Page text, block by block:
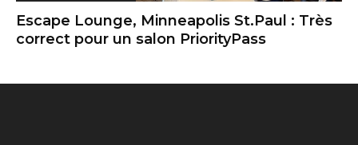
Escape Lounge, Minneapolis St.Paul : Très
correct pour un salon PriorityPass